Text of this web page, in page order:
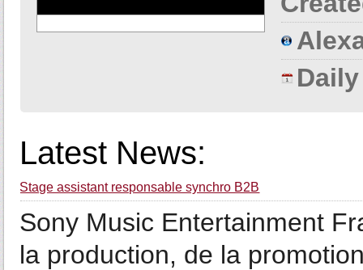
Latest News:
Stage assistant responsable synchro B2B
Sony Music Entertainment
la production, de la